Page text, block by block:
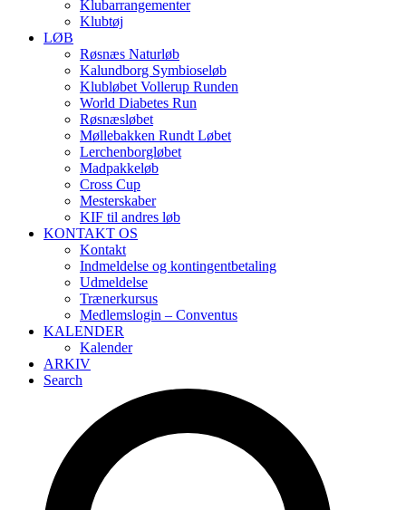
Klubarrangementer
Klubtøj
LØB
Røsnæs Naturløb
Kalundborg Symbioseløb
Klubløbet Vollerup Runden
World Diabetes Run
Røsnæsløbet
Møllebakken Rundt Løbet
Lerchenborgløbet
Madpakkeløb
Cross Cup
Mesterskaber
KIF til andres løb
KONTAKT OS
Kontakt
Indmeldelse og kontingentbetaling
Udmeldelse
Trænerkursus
Medlemslogin – Conventus
KALENDER
Kalender
ARKIV
Search